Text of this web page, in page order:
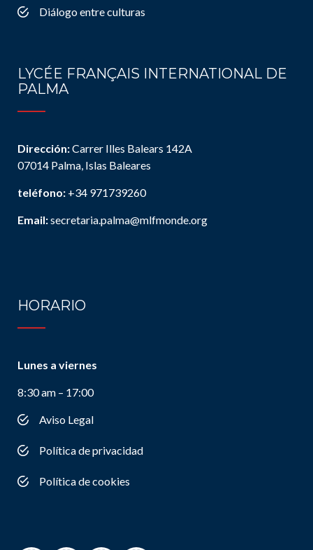
Diálogo entre culturas
LYCÉE FRANÇAIS INTERNATIONAL DE
PALMA
Dirección:Carrer Illes Balears 142A
07014 Palma, Islas Baleares
teléfono: +34 971739260
Email:secretaria.palma@mlfmonde.org
HORARIO
Lunes a viernes
8:30 am – 17:00
Aviso Legal
Política de privacidad
Política de cookies